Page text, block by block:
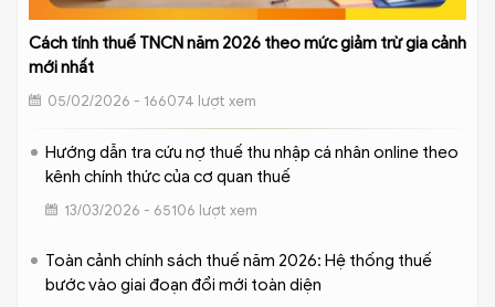
Cách tính thuế TNCN năm 2026 theo mức giảm trừ gia cảnh
mới nhất
05/02/2026 - 166074 lượt xem
Hướng dẫn tra cứu nợ thuế thu nhập cá nhân online theo
kênh chính thức của cơ quan thuế
13/03/2026 - 65106 lượt xem
Toàn cảnh chính sách thuế năm 2026: Hệ thống thuế
bước vào giai đoạn đổi mới toàn diện